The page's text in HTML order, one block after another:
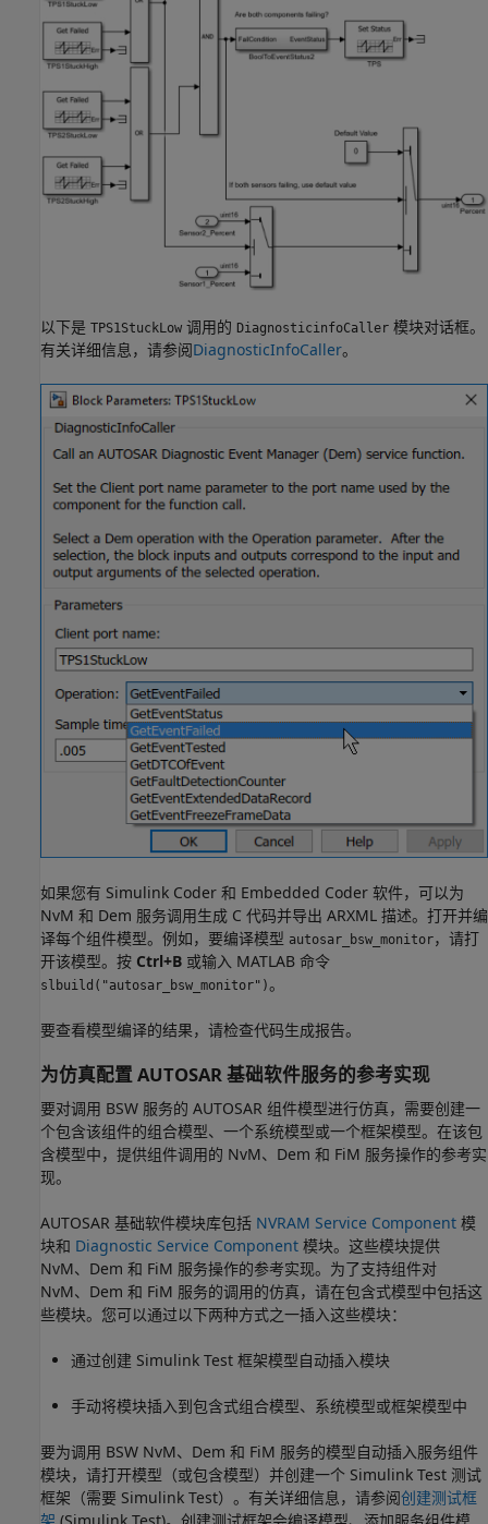
以下是 TPS1StuckLow 调用的 DiagnosticinfoCaller 模块对话框。
有关详细信息，请参阅DiagnosticInfoCaller。
如果您有 Simulink Coder 和 Embedded Coder 软件，可以为
NvM 和 Dem 服务调用生成 C 代码并导出 ARXML 描述。打开并编
译每个组件模型。例如，要编译模型 autosar_bsw_monitor，请打
开该模型。按 Ctrl+B 或输入 MATLAB 命令
slbuild("autosar_bsw_monitor")。
要查看模型编译的结果，请检查代码生成报告。
为仿真配置 AUTOSAR 基础软件服务的参考实现
要对调用 BSW 服务的 AUTOSAR 组件模型进行仿真，需要创建一
个包含该组件的组合模型、一个系统模型或一个框架模型。在该包
含模型中，提供组件调用的 NvM、Dem 和 FiM 服务操作的参考实
现。
AUTOSAR 基础软件模块库包括 NVRAM Service Component 模
块和 Diagnostic Service Component 模块。这些模块提供
NvM、Dem 和 FiM 服务操作的参考实现。为了支持组件对
NvM、Dem 和 FiM 服务的调用的仿真，请在包含式模型中包括这
些模块。您可以通过以下两种方式之一插入这些模块：
通过创建 Simulink Test 框架模型自动插入模块
手动将模块插入到包含式组合模型、系统模型或框架模型中
要为调用 BSW NvM、Dem 和 FiM 服务的模型自动插入服务组件
模块，请打开模型（或包含模型）并创建一个 Simulink Test 测试
框架（需要 Simulink Test）。有关详细信息，请参阅创建测试框